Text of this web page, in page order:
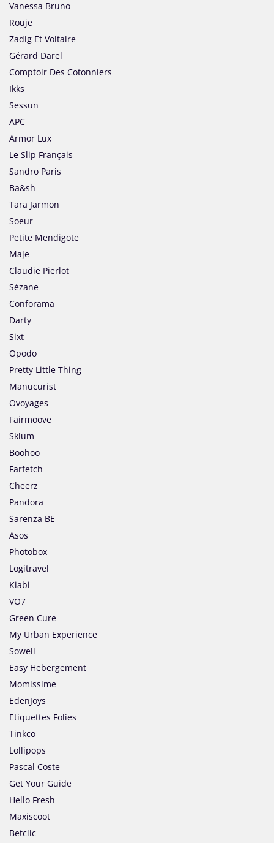
Vanessa Bruno
Rouje
Zadig Et Voltaire
Gérard Darel
Comptoir Des Cotonniers
Ikks
Sessun
APC
Armor Lux
Le Slip Français
Sandro Paris
Ba&sh
Tara Jarmon
Soeur
Petite Mendigote
Maje
Claudie Pierlot
Sézane
Conforama
Darty
Sixt
Opodo
Pretty Little Thing
Manucurist
Ovoyages
Fairmoove
Sklum
Boohoo
Farfetch
Cheerz
Pandora
Sarenza BE
Asos
Photobox
Logitravel
Kiabi
VO7
Green Cure
My Urban Experience
Sowell
Easy Hebergement
Momissime
EdenJoys
Etiquettes Folies
Tinkco
Lollipops
Pascal Coste
Get Your Guide
Hello Fresh
Maxiscoot
Betclic